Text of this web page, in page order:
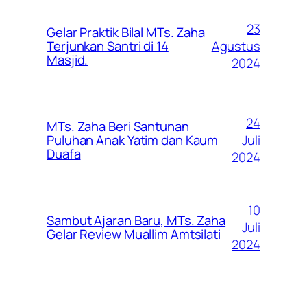
Gelar Praktik Bilal MTs. Zaha
Terjunkan Santri di 14
Masjid.
23
Agustus
2024
MTs. Zaha Beri Santunan
Puluhan Anak Yatim dan Kaum
Duafa
24
Juli
2024
Sambut Ajaran Baru, MTs. Zaha
Gelar Review Muallim Amtsilati
10
Juli
2024